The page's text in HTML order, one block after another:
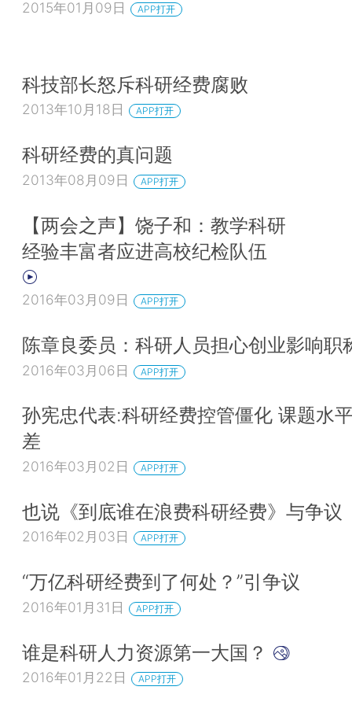
2015年01月09日 APP打开
科技部长怒斥科研经费腐败
2013年10月18日 APP打开
科研经费的真问题
2013年08月09日 APP打开
【两会之声】饶子和：教学科研
经验丰富者应进高校纪检队伍
2016年03月09日 APP打开
陈章良委员：科研人员担心创业影响职
2016年03月06日 APP打开
孙宪忠代表:科研经费控管僵化 课题水
差
2016年03月02日 APP打开
也说《到底谁在浪费科研经费》与争议
2016年02月03日 APP打开
“万亿科研经费到了何处？”引争议
2016年01月31日 APP打开
谁是科研人力资源第一大国？
2016年01月22日 APP打开